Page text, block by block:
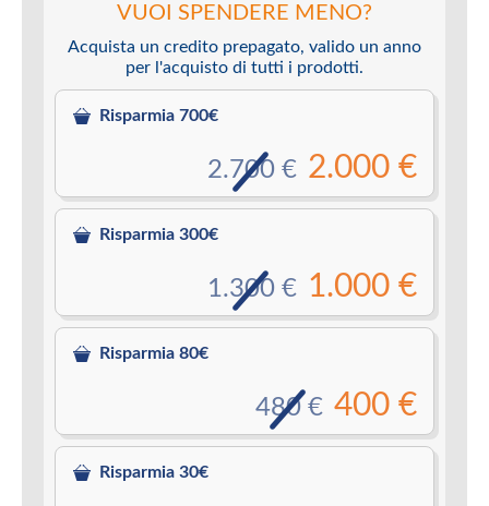
VUOI SPENDERE MENO?
Acquista un credito prepagato, valido un anno
per l'acquisto di tutti i prodotti.
Risparmia 700€
2.000 €
2.700 €
Risparmia 300€
1.000 €
1.300 €
Risparmia 80€
400 €
480 €
Risparmia 30€